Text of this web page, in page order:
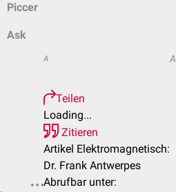
Piccer
Ask
A A
Teilen
Loading...
Zitieren
Artikel Elektromagnetisch:
Dr. Frank Antwerpes
Abrufbar unter: